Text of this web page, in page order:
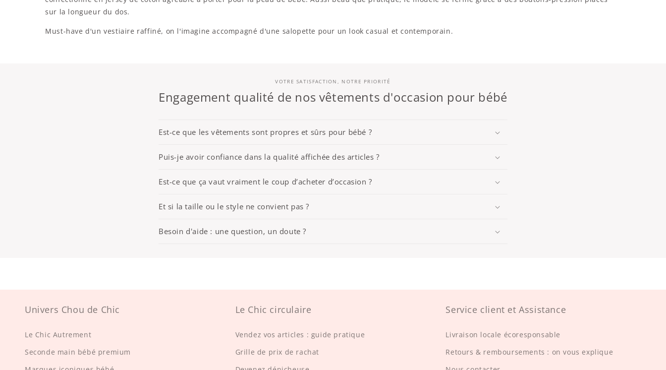
sur la longueur du dos.
Must-have d'un vestiaire raffiné, on l'imagine accompagné d'une salopette pour un look casual et contemporain.
VOTRE SATISFACTION, NOTRE PRIORITÉ
Engagement qualité de nos vêtements d'occasion pour bébé
Est-ce que les vêtements sont propres et sûrs pour bébé ?
Puis-je avoir confiance dans la qualité affichée des articles ?
Est-ce que ça vaut vraiment le coup d’acheter d’occasion ?
Et si la taille ou le style ne convient pas ?
Besoin d'aide : une question, un doute ?
Univers Chou de Chic
Le Chic Autrement
Seconde main bébé premium
Le Chic circulaire
Vendez vos articles : guide pratique
Grille de prix de rachat
Service client et Assistance
Livraison locale écoresponsable
Retours & remboursements : on vous explique